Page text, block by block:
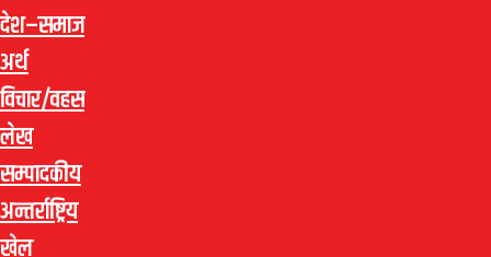
देश–समाज
अर्थ
विचार/वहस
लेख
सम्पादकीय
अन्तर्राष्ट्रिय
खेल